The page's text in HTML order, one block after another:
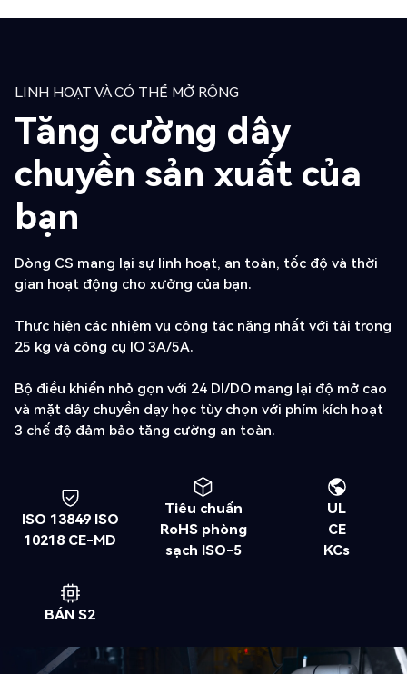
LINH HOẠT VÀ CÓ THỂ MỞ RỘNG
Tăng cường dây
chuyền sản xuất của
bạn
Dòng CS mang lại sự linh hoạt, an toàn, tốc độ và thời
gian hoạt động cho xưởng của bạn.
Thực hiện các nhiệm vụ cộng tác nặng nhất với tải trọng
25 kg và công cụ IO 3A/5A.
Bộ điều khiển nhỏ gọn với 24 DI/DO mang lại độ mở cao
và mặt dây chuyền dạy học tùy chọn với phím kích hoạt
3 chế độ đảm bảo tăng cường an toàn.
ISO 13849 ISO
10218 CE-MD
Tiêu chuẩn
RoHS phòng
sạch ISO-5
UL
CE
KCs
BÁN S2